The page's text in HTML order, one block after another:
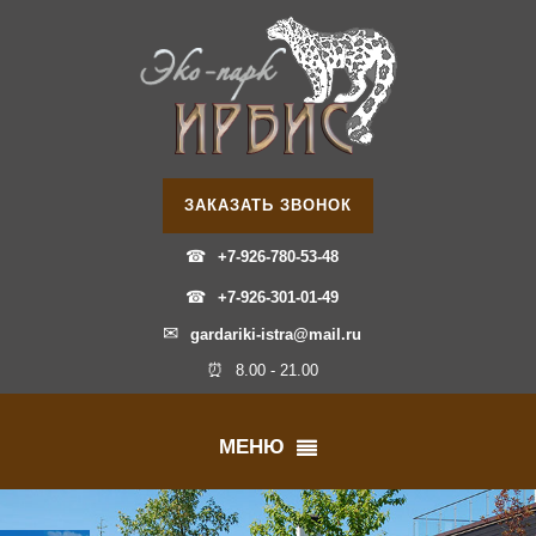
ЗАКАЗАТЬ ЗВОНОК
☎ +7-926-780-53-48
☎ +7-926-301-01-49
✉ gardariki-istra@mail.ru
⏰ 8.00 - 21.00
МЕНЮ